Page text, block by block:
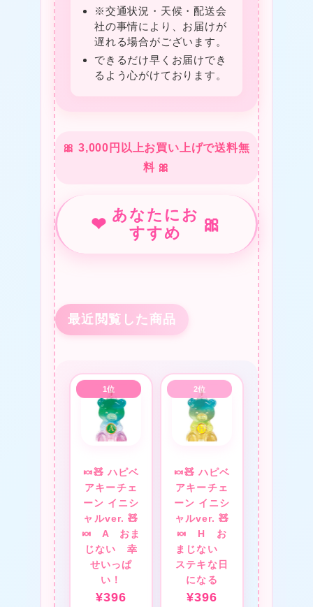
※交通状況・天候・配送会
社の事情により、お届けが
遅れる場合がございます。
できるだけ早くお届けでき
るよう心がけております。
🎀 3,000円以上お買い上げで送料無
料 🎀
❤ あなたにお
すすめ
🎀
最近閲覧した商品
🍬🧸 ハピベ
アキーチェ
ーン イニシ
ャルver. 🧸
🍬 A おま
じない 幸
せいっぱ
い！
¥396
🍬🧸 ハピベ
アキーチェ
ーン イニシ
ャルver. 🧸
🍬 H お
まじない
ステキな日
になる
¥396
❤
★